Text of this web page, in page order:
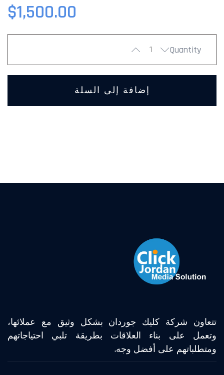
$1,500.00
Quantity
إضافة إلى السلة
تتعاون شركة كليك جوردان بشكل وثيق مع عملائها،
وتعمل على بناء العلاقات بطريقة تلبي احتياجاتهم
ومتطلباتهم على أفضل وجه.